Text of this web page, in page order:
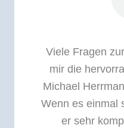
Viele Fragen
mir die
Michael
Wenn es einmal
er sehr